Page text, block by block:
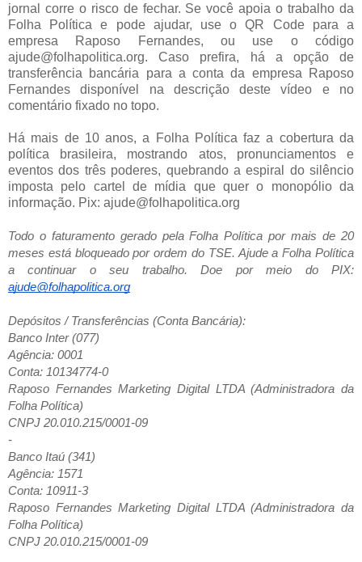
jornal corre o risco de fechar. Se você apoia o trabalho da
Folha Política e pode ajudar, use o QR Code para a
empresa Raposo Fernandes, ou use o código
ajude@folhapolitica.org. Caso prefira, há a opção de
transferência bancária para a conta da empresa Raposo
Fernandes disponível na descrição deste vídeo e no
comentário fixado no topo.
Há mais de 10 anos, a Folha Política faz a cobertura da
política brasileira, mostrando atos, pronunciamentos e
eventos dos três poderes, quebrando a espiral do silêncio
imposta pelo cartel de mídia que quer o monopólio da
informação. Pix: ajude@folhapolitica.org
Todo o faturamento gerado pela Folha Política por mais de 20
meses está bloqueado por ordem do TSE. Ajude a Folha Política
a continuar o seu trabalho. Doe por meio do PIX:
ajude@folhapolitica.org
Depósitos / Transferências (Conta Bancária):
Banco Inter (077)
Agência: 0001
Conta: 10134774-0
Raposo Fernandes Marketing Digital LTDA (Administradora da
Folha Política)
CNPJ 20.010.215/0001-09
-
Banco Itaú (341)
Agência: 1571
Conta: 10911-3
Raposo Fernandes Marketing Digital LTDA (Administradora da
Folha Política)
CNPJ 20.010.215/0001-09